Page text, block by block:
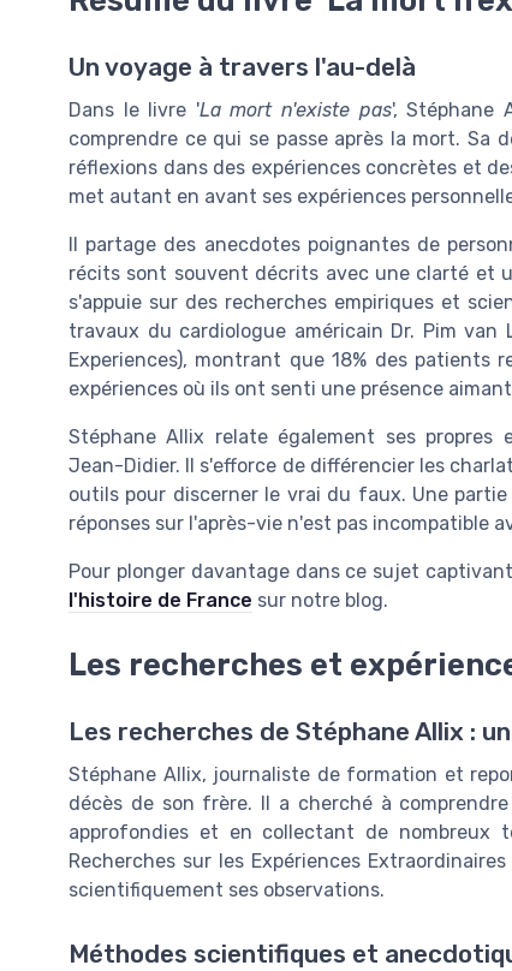
Un voyage à travers l'au-delà
Dans le livre 'La mort n'existe pas', Stéphane
comprendre ce qui se passe après la mort.
réflexions dans des expériences concrètes et
met autant en avant ses expériences
Il partage des anecdotes poignantes de
récits sont souvent décrits avec une clarté et
s'appuie sur des recherches empiriques et
travaux du cardiologue américain Dr. Pim van
Experiences), montrant que 18% des
expériences où ils ont senti une présence
Stéphane Allix relate également ses propres
Jean-Didier. Il s'efforce de différencier les
outils pour discerner le vrai du faux. Une
réponses sur l'après-vie n'est pas incompatible
Pour plonger davantage dans ce sujet
l'histoire de France sur notre blog.
Les recherches et
Les recherches de Stéphane Allix :
Stéphane Allix, journaliste de formation et
décès de son frère. Il a cherché à
approfondies et en collectant de nombreux
Recherches sur les Expériences
scientifiquement ses observations.
Méthodes scientifiques et